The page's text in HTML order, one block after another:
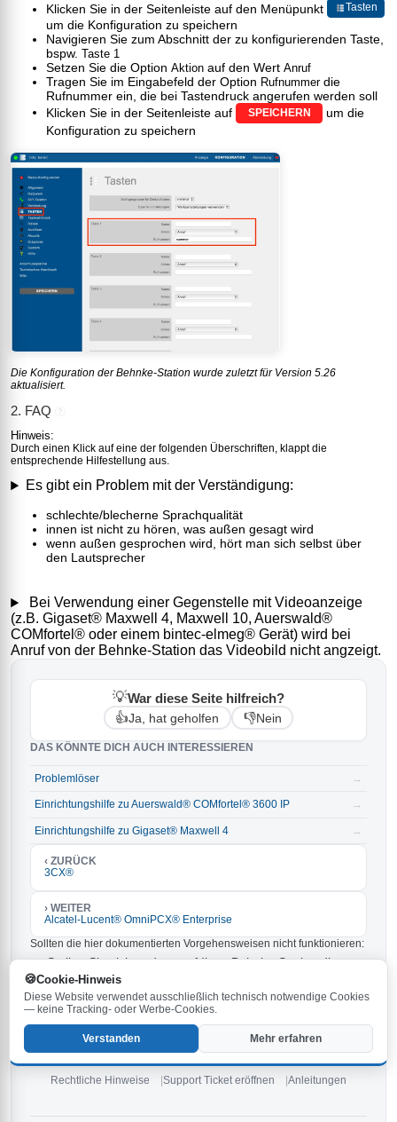
Cookie-Hinweis
Diese Website verwendet ausschließlich technisch notwendige Cookies
— keine Tracking- oder Werbe-Cookies.
Verstanden Mehr erfahren
Klicken Sie in der Seitenleiste auf den Menüpunkt Tasten
um die Konfiguration zu speichern
Navigieren Sie zum Abschnitt der zu konfigurierenden Taste,
bspw.Taste 1
Setzen Sie die OptionAktion auf den WertAnruf
Tragen Sie im Eingabefeld der Option Rufnummerdie
Rufnummer ein, die bei Tastendruck angerufen werden soll
Klicken Sie in der Seitenleiste auf
SPEICHERN
um die
Konfiguration zu speichern
Die Konfiguration der Behnke-Station wurde zuletzt für Version 5.26
aktualisiert.
2. FAQ
Hinweis:
Durch einen Klick auf eine der folgenden Überschriften, klappt die
entsprechende Hilfestellung aus.
Es gibt ein Problem mit der Verständigung:
schlechte/blecherne Sprachqualität
innen ist nicht zu hören, was außen gesagt wird
wenn außen gesprochen wird, hört man sich selbst über
den Lautsprecher
Bei Verwendung einer Gegenstelle mit Videoanzeige
(z.B. Gigaset® Maxwell 4, Maxwell 10, Auerswald®
COMfortel® oder einem bintec-elmeg® Gerät) wird bei
Anruf von der Behnke-Station das Videobild nicht angzeigt.
💡War diese Seite hilfreich?
👍Ja, hat geholfen 👎Nein
DAS KÖNNTE DICH AUCH INTERESSIEREN
Problemlöser →
Einrichtungshilfe zu Auerswald® COMfortel® 3600 IP →
Einrichtungshilfe zu Gigaset® Maxwell 4 →
‹ ZURÜCK
3CX®
› WEITER
Alcatel-Lucent® OmniPCX® Enterprise
Sollten die hier dokumentierten Vorgehensweisen nicht funktionieren:
Stellen Sie sicher, dass auf Ihrer Behnke-Station die
aktuellste Firmware installiert ist. Die neueste Version ist
6.33und kann hier heruntergeladen werden.
Prüfen Sie die Hinweise imHandbuch und in den
.
Falls keine der oben genannten Tipps weiterhilft,eröffnen Sie ein
neues Ticketoderkontaktieren Sie unsere Service-Hotline.
Rechtliche Hinweise Support Ticket eröffnen Anleitungen